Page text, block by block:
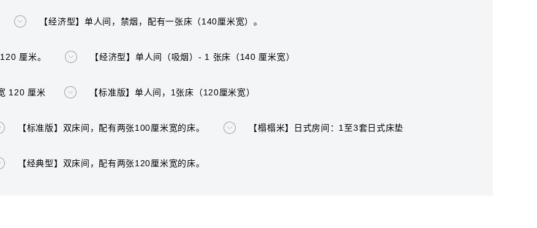
【经济型】单人间，禁烟，配有一张床（140厘米宽）。
厘米。 【经济型】单人间（吸烟）- 1 张床（140 厘米宽）
120 厘米 【标准版】单人间，1张床（120厘米宽）
【标准版】双床间，配有两张100厘米宽的床。 【榻榻米】日式房间：1至3套日式床垫
【经典型】双床间，配有两张120厘米宽的床。